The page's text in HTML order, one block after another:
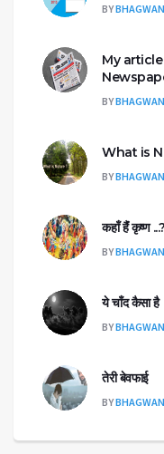
BY
My
BY
What is
BY
कहाँ हैंं कृष्ण
BY
ये चाँद कैसा है
BY
तेरी बेवफाई
BY